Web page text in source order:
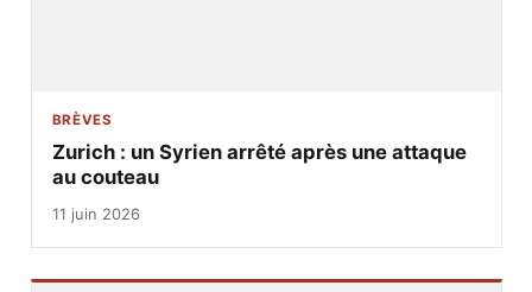
BRÈVES
Zurich : un Syrien arrêté après une attaque
au couteau
11 juin 2026